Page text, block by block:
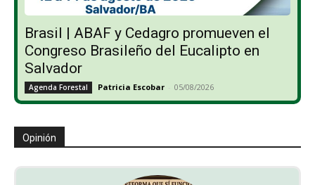
Brasil | ABAF y Cedagro promueven el
Congreso Brasileño del Eucalipto en
Salvador
Agenda Forestal Patricia Escobar - 05/08/2026
Opinión